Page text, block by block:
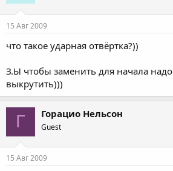
15 Авг 2009
что такое ударная отвёртка?))
З.Ы чтобы заменить для начала
выкрутить)))
Г Горацио Нельсон
Guest
15 Авг 2009